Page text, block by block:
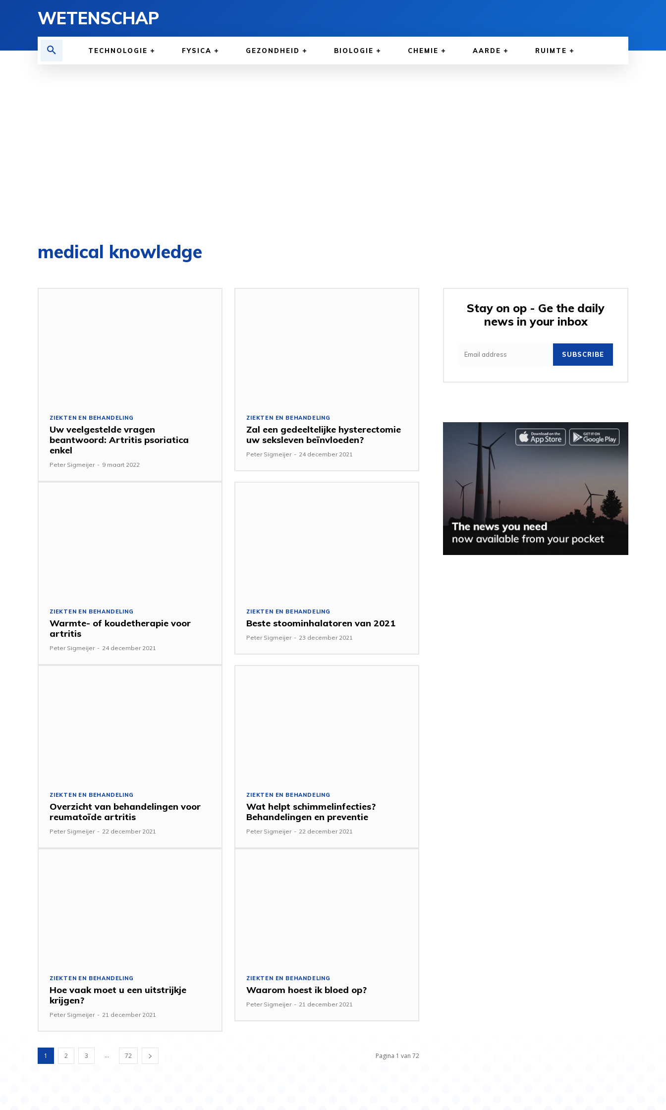
WETENSCHAP
TECHNOLOGIE FYSICA GEZONDHEID BIOLOGIE CHEMIE AARDE RUIMTE
medical knowledge
ZIEKTEN EN BEHANDELING
Uw veelgestelde vragen
beantwoord: Artritis psoriatica
enkel
Peter Sigmeijer - 9 maart 2022
ZIEKTEN EN BEHANDELING
Zal een gedeeltelijke hysterectomie
uw seksleven beïnvloeden?
Peter Sigmeijer - 24 december 2021
ZIEKTEN EN BEHANDELING
Warmte- of koudetherapie voor
artritis
Peter Sigmeijer - 24 december 2021
ZIEKTEN EN BEHANDELING
Beste stoominhalatoren van 2021
Peter Sigmeijer - 23 december 2021
ZIEKTEN EN BEHANDELING
Overzicht van behandelingen voor
reumatoïde artritis
Peter Sigmeijer - 22 december 2021
ZIEKTEN EN BEHANDELING
Wat helpt schimmelinfecties?
Behandelingen en preventie
Peter Sigmeijer - 22 december 2021
ZIEKTEN EN BEHANDELING
Hoe vaak moet u een uitstrijkje
krijgen?
Peter Sigmeijer - 21 december 2021
ZIEKTEN EN BEHANDELING
Waarom hoest ik bloed op?
Peter Sigmeijer - 21 december 2021
1 2 3 ... 72 Pagina 1 van 72
Stay on op - Ge the daily
news in your inbox
SUBSCRIBE